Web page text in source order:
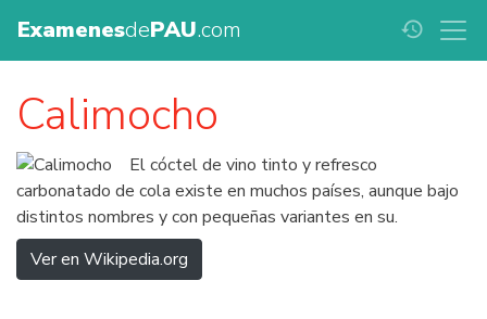
ExamenesdePAU.com history
Calimocho
El cóctel de vino tinto y refresco
carbonatado de cola existe en muchos países, aunque bajo
distintos nombres y con pequeñas variantes en su.
Ver en Wikipedia.org